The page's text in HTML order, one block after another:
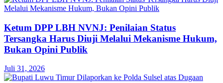
Ketum DPP LBH NVNJ: Penilaian Status
Tersangka Harus Diuji Melalui Mekanisme Hukum,
Bukan Opini Publik
Juli 31, 2026